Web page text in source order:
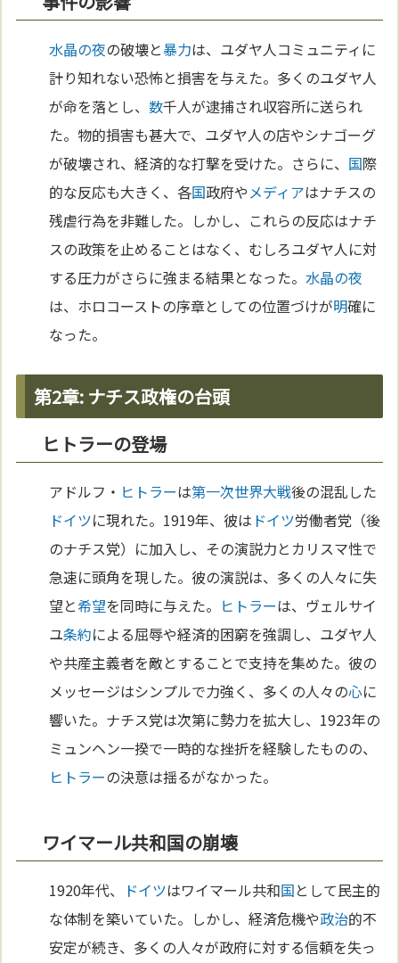
水晶の夜の破壊と暴力は、ユダヤ人コミュニティに
計り知れない恐怖と損害を与えた。多くのユダヤ人
が命を落とし、数千人が逮捕され収容所に送られ
た。物的損害も甚大で、ユダヤ人の店やシナゴーグ
が破壊され、経済的な打撃を受けた。さらに、 国際
的な反応も大きく、各国政府やメディアはナチスの
残虐行為を非難した。しかし、これらの反応はナチ
スの政策を止めることはなく、むしろユダヤ人に対
する圧力がさらに強まる結果となった。水晶の夜
は、ホロコーストの序章としての位置づけが明確に
なった。
第2章: ナチス政権の台頭
ヒトラーの登場
アドルフ・ ヒトラーは第一次世界大戦後の混乱した
ドイツに現れた。1919年、彼は ドイツ労働者党（後
のナチス党）に加入し、その演説力とカリスマ性で
急速に頭角を現した。彼の演説は、多くの人々に失
望と希望を同時に与えた。 ヒトラーは、ヴェルサイ
ユ条約による屈辱や経済的困窮を強調し、ユダヤ人
や共産主義者を敵とすることで支持を集めた。彼の
メッセージはシンプルで力強く、多くの人々の心に
響いた。ナチス党は次第に勢力を拡大し、1923年の
ミュンヘン一揆で一時的な挫折を経験したものの、
ヒトラーの決意は揺るがなかった。
ワイマール共和国の崩壊
1920年代、 ドイツはワイマール共和国として民主的
な体制を築いていた。しかし、経済危機や政治的不
安定が続き、多くの人々が政府に対する信頼を失っ